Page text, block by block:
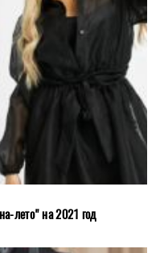
лето" на 2021 год